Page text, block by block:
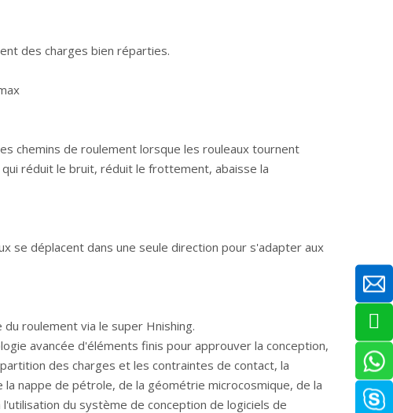
des charges bien réparties.
chemins de roulement lorsque les rouleaux tournent
réduit le bruit, réduit le frottement, abaisse la
se déplacent dans une seule direction pour s'adapter aux
roulement via le super Hnishing.
avancée d'éléments finis pour approuver la conception,
des charges et les contraintes de contact, la
nappe de pétrole, de la géométrie microcosmique, de la
du système de conception de logiciels de